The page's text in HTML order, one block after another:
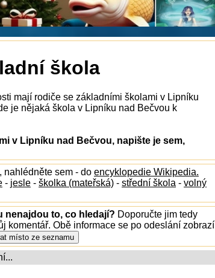
škola
mají rodiče se základními školami v Lipníku
je nějaká škola v Lipníku nad Bečvou k
v Lipníku nad Bečvou, napište je sem,
, nahlédněte sem - do encyklopedie Wikipedia.
- jesle - školka (mateřská) - střední škola - volný
nenajdou to, co hledají? Doporučte jim tedy
komentář. Obě informace se po odeslání zobrazí